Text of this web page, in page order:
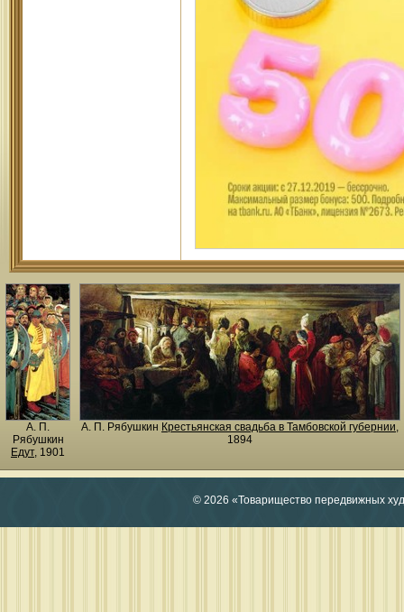
А. П.
Рябушкин
Едут, 1901
А. П. Рябушкин Крестьянская свадьба в Тамбовской губернии,
1894
© 2026 «Товарищество передвижных